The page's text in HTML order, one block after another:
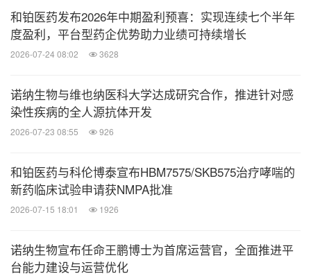
和铂医药发布2026年中期盈利预喜：实现连续七个半年
度盈利，平台型药企优势助力业绩可持续增长
2026-07-24 08:02 3628
诺纳生物与维也纳医科大学达成研究合作，推进针对感
染性疾病的全人源抗体开发
2026-07-23 08:55 926
和铂医药与科伦博泰宣布HBM7575/SKB575治疗哮喘的
新药临床试验申请获NMPA批准
2026-07-15 18:01 1926
诺纳生物宣布任命王鹏博士为首席运营官，全面推进平
台能力建设与运营优化